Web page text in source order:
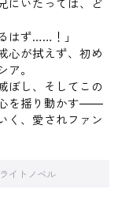
はず……！」
心が拭えず、初め
。
ぼし、そしてこの
を揺り動かす――
く、愛されファン
ライトノベル